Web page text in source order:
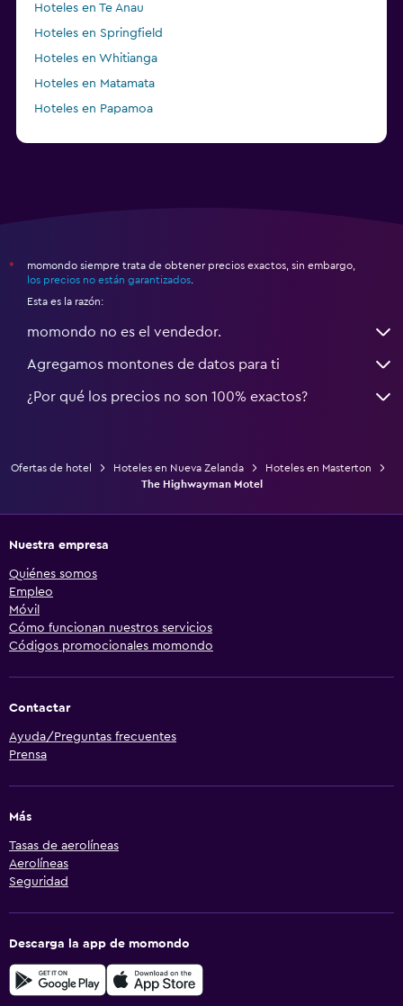
Hoteles en Te Anau
Hoteles en Springfield
Hoteles en Whitianga
Hoteles en Matamata
Hoteles en Papamoa
*
momondo siempre trata de obtener precios exactos, sin embargo,
los precios no están garantizados
Esta es la razón:
momondo no es el vendedor.
Agregamos montones de datos para ti
¿Por qué los precios no son 100% exactos?
Ofertas de hotel Hoteles en Nueva Zelanda
Hoteles en Masterton
The Highwayman Motel
Nuestra empresa
Quiénes somos
Empleo
Móvil
Cómo funcionan nuestros servicios
Códigos promocionales momondo
Contactar
Ayuda/Preguntas frecuentes
Prensa
Más
Tasas de aerolíneas
Aerolíneas
Seguridad
Descarga la app de momondo